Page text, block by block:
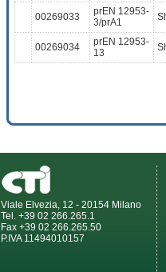
00269033
prEN 12953-
3/prA1
00269034
prEN 12953-
13
Viale Elvezia, 12 - 20154 Milano
Tel. +39 02 266.265.1
Fax +39 02 266.265.50
P.IVA 11494010157